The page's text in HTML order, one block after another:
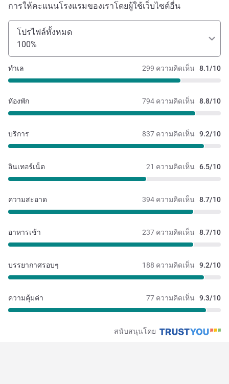
การให้คะแนนโรงแรมของเราโดยผู้ใช้เว็บไซต์อื่น
โปรไฟล์ทั้งหมด
100%
299 ความคิดเห็น 8.1/10
ทำเล
794 ความคิดเห็น 8.8/10
หัองพัก
837 ความคิดเห็น 9.2/10
บริการ
21 ความคิดเห็น 6.5/10
อินเทอร์เน็ต
394 ความคิดเห็น 8.7/10
ความสะอาด
237 ความคิดเห็น 8.7/10
อาหารเช้า
188 ความคิดเห็น 9.2/10
บรรยากาศรอบๆ
77 ความคิดเห็น 9.3/10
ความคุ้มค่า
สนับสนุนโดย